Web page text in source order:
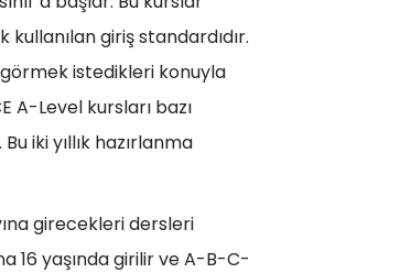
giriş standardıdır.
istedikleri konuyla
A-Level kursları bazı
iki yıllık hazırlanma
girecekleri dersleri
16 yaşında girilir ve A-B-C-